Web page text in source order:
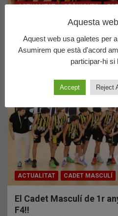
ACTUALITAT CRÒNIQUES
El S25 masculí,
01/06/2026 CBA
ACTUALITAT CADET MASCULÍ
El Cadet Masculí de 1r
F4!!
Aquesta
Aquest web usa galetes per
Asumirem que està d'acord
participar-hi si
Accept Reject